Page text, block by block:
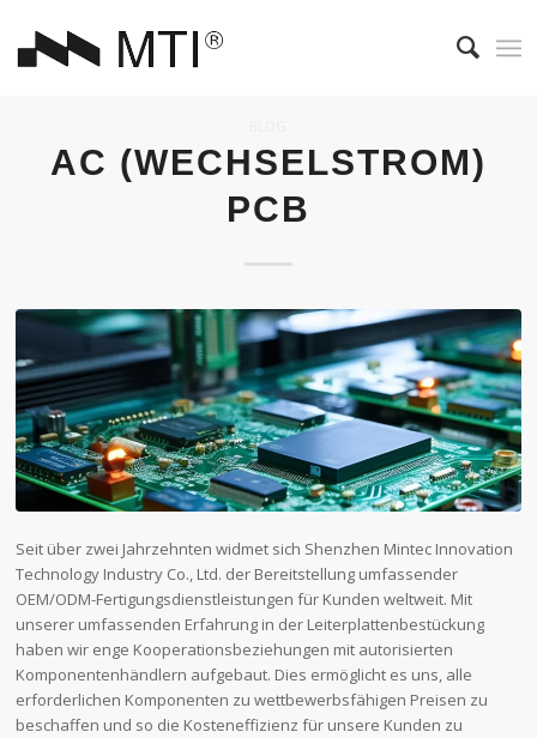
AC (WECHSELSTROM)
PCB
Seit über zwei Jahrzehnten widmet sich Shenzhen Mintec Innovation
Technology Industry Co., Ltd. der Bereitstellung umfassender
OEM/ODM-Fertigungsdienstleistungen für Kunden weltweit. Mit
unserer umfassenden Erfahrung in der Leiterplattenbestückung
haben wir enge Kooperationsbeziehungen mit autorisierten
Komponentenhändlern aufgebaut. Dies ermöglicht es uns, alle
erforderlichen Komponenten zu wettbewerbsfähigen Preisen zu
beschaffen und so die Kosteneffizienz für unsere Kunden zu